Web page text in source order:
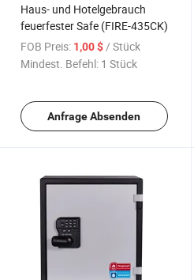
Haus- und Hotelgebrauch
feuerfester Safe (FIRE-435CK)
FOB Preis: 1,00 $ / Stück
Mindest. Befehl: 1 Stück
Anfrage Absenden